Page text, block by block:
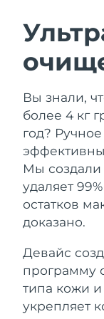
Вы знали,
более 4 кг
год?
Мы создали
удаляет
остатков
доказано.
Девайс
программу
типа кожи
укрепляет
For
Увлажнение
FAQ™
Омоложение
Австралия
Австрия
Бахрейн
Бельгия
Босния и
Герцеговина